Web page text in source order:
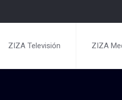
ZIZA Televisión ZIZA